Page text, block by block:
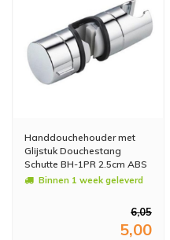
Handdouchehouder met
Glijstuk Douchestang
Schutte BH-1PR 2.5cm ABS
Chroom
Binnen 1 week geleverd
6,05
5,00